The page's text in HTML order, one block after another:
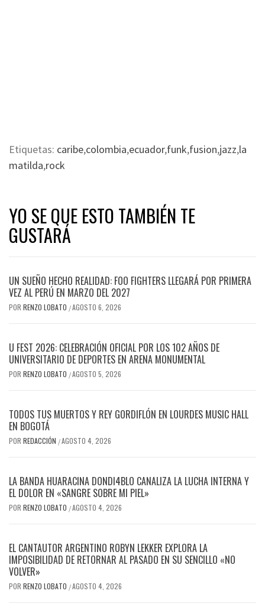
Etiquetas: caribe,colombia,ecuador,funk,fusion,jazz,la
matilda,rock
YO SE QUE ESTO TAMBIÉN TE
GUSTARÁ
UN SUEÑO HECHO REALIDAD: FOO FIGHTERS LLEGARÁ POR PRIMERA
VEZ AL PERÚ EN MARZO DEL 2027
POR RENZO LOBATO /AGOSTO 6, 2026
U FEST 2026: CELEBRACIÓN OFICIAL POR LOS 102 AÑOS DE
UNIVERSITARIO DE DEPORTES EN ARENA MONUMENTAL
POR RENZO LOBATO /AGOSTO 5, 2026
TODOS TUS MUERTOS Y REY GORDIFLÓN EN LOURDES MUSIC HALL
EN BOGOTÁ
POR REDACCIÓN /AGOSTO 4, 2026
LA BANDA HUARACINA DONDI4BLO CANALIZA LA LUCHA INTERNA Y
EL DOLOR EN «SANGRE SOBRE MI PIEL»
POR RENZO LOBATO /AGOSTO 4, 2026
EL CANTAUTOR ARGENTINO ROBYN LEKKER EXPLORA LA
IMPOSIBILIDAD DE RETORNAR AL PASADO EN SU SENCILLO «NO
VOLVER»
POR RENZO LOBATO /AGOSTO 4, 2026